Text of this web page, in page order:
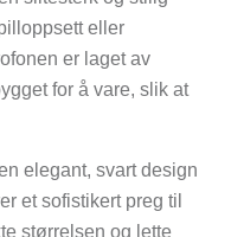
eller
er laget av
for å vare, slik at
elegant, svart design
et sofistikert preg til
størrelsen og lette